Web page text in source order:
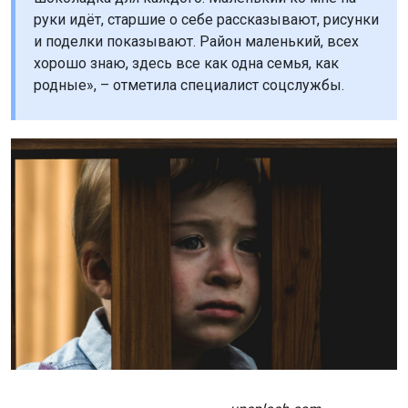
руки идёт, старшие о себе рассказывают, рисунки
и поделки показывают. Район маленький, всех
хорошо знаю, здесь все как одна семья, как
родные», – отметила специалист соцслужбы.